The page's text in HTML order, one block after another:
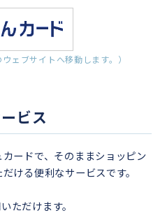
ェブサイトへ移動します。）
ビス
ードで、そのままショッピン
ける便利なサービスです。
ただけます。